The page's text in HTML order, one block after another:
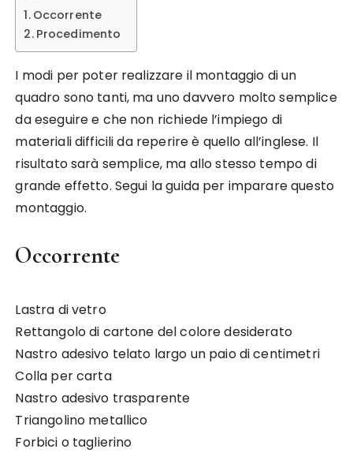
Occorrente
Procedimento
I modi per poter realizzare il montaggio di un
quadro sono tanti, ma uno davvero molto semplice
da eseguire e che non richiede l’impiego di
materiali difficili da reperire è quello all’inglese. Il
risultato sarà semplice, ma allo stesso tempo di
grande effetto. Segui la guida per imparare questo
montaggio.
Occorrente
Lastra di vetro
Rettangolo di cartone del colore desiderato
Nastro adesivo telato largo un paio di centimetri
Colla per carta
Nastro adesivo trasparente
Triangolino metallico
Forbici o taglierino